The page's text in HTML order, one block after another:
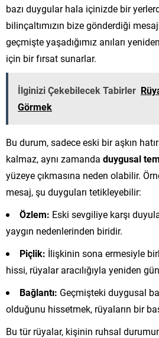
bazı duygular hala içinizde bir
bilinçaltımızın bize gönderdiği
geçmişte yaşadığımız anıları
için bir fırsat sunarlar.
İlginizi Çekebilecek Tabirler
Görmek
Bu durum, sadece eski bir aşkın
kalmaz, aynı zamanda duygusal
yüzeye çıkmasına neden olabilir.
mesaj, şu duyguları tetikleyebilir:
Özlem: Eski sevgiliye karşı
yaygın nedenlerinden biridir.
Piçlik: İlişkinin sona ermesiyle
hissi, rüyalar aracılığıyla yeniden
Bağlantı: Geçmişteki duygusal
olduğunu hissetmek, rüyaların bir
Bu tür rüyalar, kişinin ruhsal